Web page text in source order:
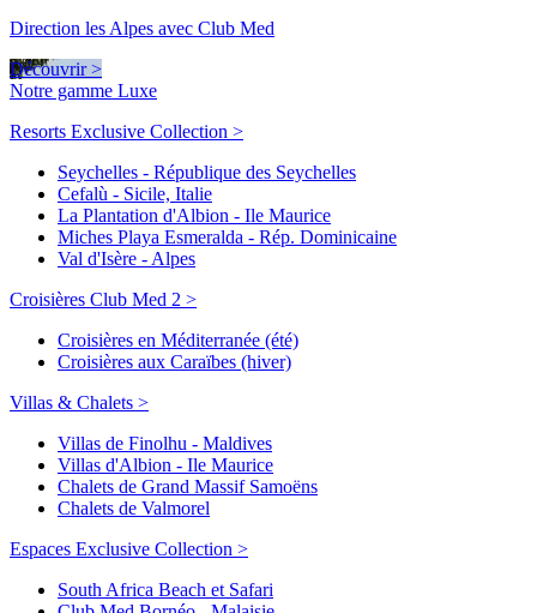
Direction les Alpes avec Club Med
Découvrir >
Notre gamme Luxe
Resorts Exclusive Collection >
Seychelles - République des Seychelles
Cefalù - Sicile, Italie
La Plantation d'Albion - Ile Maurice
Miches Playa Esmeralda - Rép. Dominicaine
Val d'Isère - Alpes
Croisières Club Med 2 >
Croisières en Méditerranée (été)
Croisières aux Caraïbes (hiver)
Villas & Chalets >
Villas de Finolhu - Maldives
Villas d'Albion - Ile Maurice
Chalets de Grand Massif Samoëns
Chalets de Valmorel
Espaces Exclusive Collection >
South Africa Beach et Safari